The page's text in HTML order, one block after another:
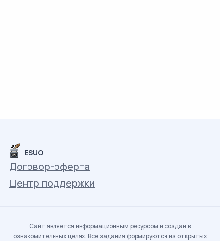
ESUO
Договор-оферта
Центр поддержки
Сайт является информационным ресурсом и создан в
ознакомительных целях. Все задания формируются из открытых